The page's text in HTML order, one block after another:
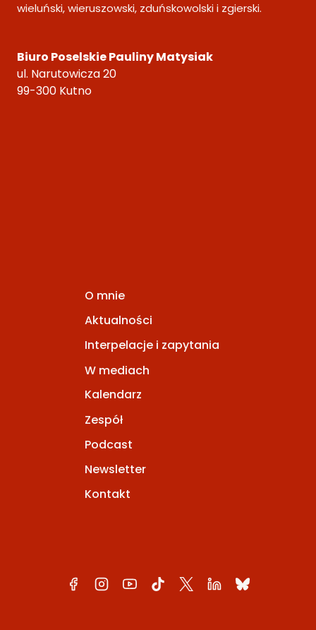
wieluński, wieruszowski, zduńskowolski i zgierski.
Biuro Poselskie Pauliny Matysiak
ul. Narutowicza 20
99-300 Kutno
O mnie
Aktualności
Interpelacje i zapytania
W mediach
Kalendarz
Zespół
Podcast
Newsletter
Kontakt